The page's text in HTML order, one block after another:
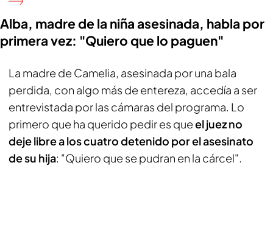
Alba, madre de la niña asesinada, habla por
primera vez: "Quiero que lo paguen"
La madre de Camelia, asesinada por una bala
perdida, con algo más de entereza, accedía a ser
entrevistada por las cámaras del programa. Lo
primero que ha querido pedir es queel juez no
deje libre a los cuatro detenido por el asesinato
de su hija: "Quiero que se pudran en la cárcel".